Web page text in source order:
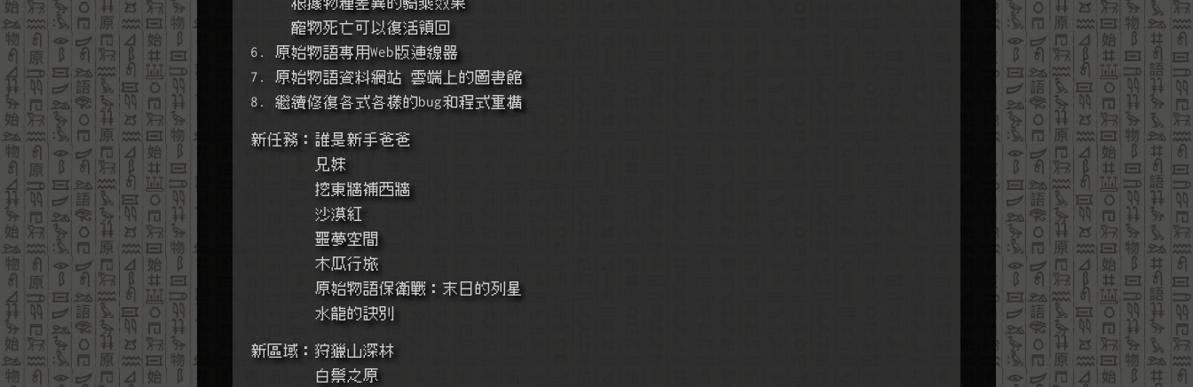
     寵物死亡可以復活領回
6. 原始物語專用Web版連線器
7. 原始物語資料網站 雲端上的圖書館
8. 繼續修復各式各樣的bug和程式重構
新任務：誰是新手爸爸
        兄妹
        挖東牆補西牆
        沙漠紅
        噩夢空間
        木瓜行旅
        原始物語保衛戰：末日的列星
        水龍的訣別
新區域：狩獵山深林
        白鬃之原